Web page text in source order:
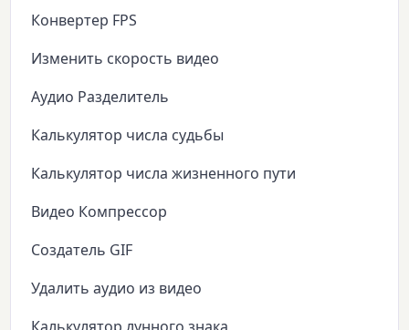
Конвертер FPS
Изменить скорость видео
Аудио Разделитель
Калькулятор числа судьбы
Калькулятор числа жизненного пути
Видео Компрессор
Создатель GIF
Удалить аудио из видео